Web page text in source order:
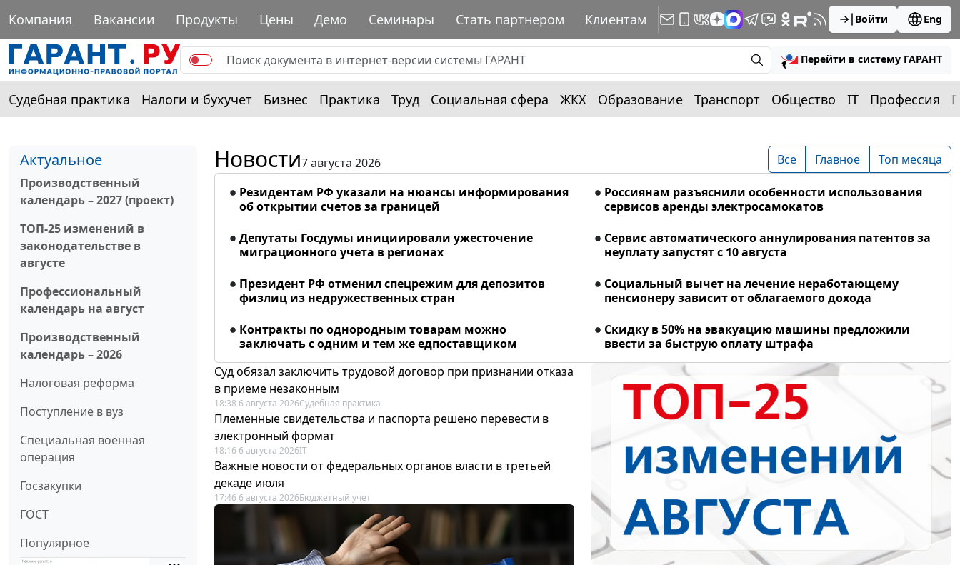
Компания Вакансии Продукты Цены Демо Семинары Стать партнером Клиентам Войти Eng
Перейти в систему ГАРАНТ
Судебная практика Налоги и бухучет Бизнес Практика Труд Социальная сфера ЖКХ Образование Транспорт Общество IT Профессия
Актуальное
Производственный
календарь – 2027 (проект)
ТОП-25 изменений в
законодательстве в
августе
Профессиональный
календарь на август
Производственный
календарь – 2026
Налоговая реформа
Поступление в вуз
Специальная военная
операция
Госзакупки
ГОСТ
Популярное
Новости7 августа 2026 Все Главное Топ месяца
Резидентам РФ указали на нюансы информирования
об открытии счетов за границей
Россиянам разъяснили особенности использования
сервисов аренды электросамокатов
Депутаты Госдумы инициировали ужесточение
миграционного учета в регионах
Сервис автоматического аннулирования патентов за
неуплату запустят с 10 августа
Президент РФ отменил спецрежим для депозитов
физлиц из недружественных стран
Социальный вычет на лечение неработающему
пенсионеру зависит от облагаемого дохода
Контракты по однородным товарам можно
заключать с одним и тем же едпоставщиком
Скидку в 50% на эвакуацию машины предложили
ввести за быструю оплату штрафа
Суд обязал заключить трудовой договор при признании отказа
в приеме незаконным
18:38 6 августа 2026Судебная практика
Племенные свидетельства и паспорта решено перевести в
электронный формат
18:16 6 августа 2026IT
Важные новости от федеральных органов власти в третьей
декаде июля
17:46 6 августа 2026Бюджетный учет